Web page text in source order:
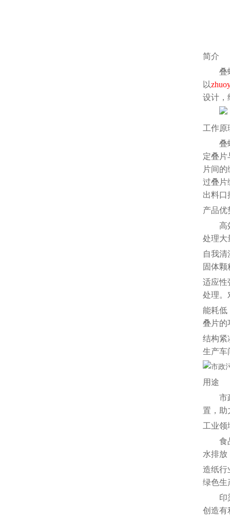
简介
叠
以
设计，
工作原
叠
定叠片
片间
过叠片
出料口
产品优
高
处理大
自我
固体
适应性
处理。
能耗低
叠片的
结构紧
生产车
用途
市
置，助
工业领
食
水排放
造纸行
绿色生
印
创造有